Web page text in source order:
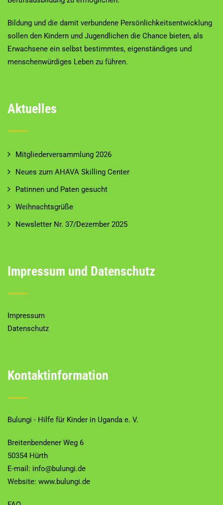
Bildung und die damit verbundene Persönlichkeitsentwicklung
sollen den Kindern und Jugendlichen die Chance bieten, als
Erwachsene ein selbst bestimmtes, eigenständiges und
menschenwürdiges Leben zu führen.
Aktuelles
Mitgliederversammlung 2026
Neues zum AHAVA Skilling Center
Patinnen und Paten gesucht
Weihnachtsgrüße
Newsletter Nr. 37/Dezember 2025
Impressum und Datenschutz
Impressum
Datenschutz
Kontaktinformation
Bulungi - Hilfe für Kinder in Uganda e. V.
Breitenbendener Weg 6
50354 Hürth
E-mail: info@bulungi.de
Website: www.bulungi.de